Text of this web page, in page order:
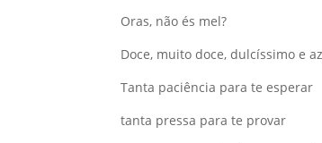
Oras, não és mel?
Doce, muito doce, dulcíssimo e
Tanta paciência para te esperar
tanta pressa para te provar